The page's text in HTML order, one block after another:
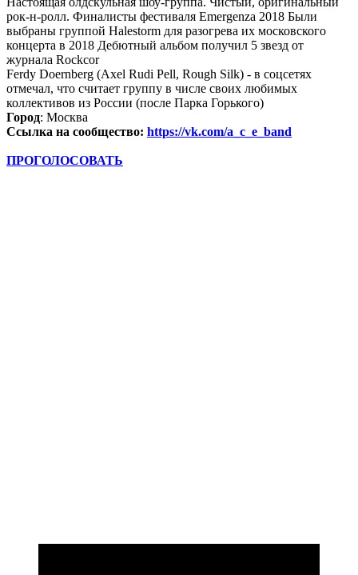
рок-н-ролл. Финалисты фестиваля Emergenza 2018 Были
выбраны группой Halestorm для разогрева их московского
концерта в 2018 Дебютный альбом получил 5 звезд от
журнала Rockcor
Ferdy Doernberg (Axel Rudi Pell, Rough Silk) - в соцсетях
отмечал, что считает группу в числе своих любимых
коллективов из России (после Парка Горького)
Город: Москва
Ссылка на сообщество: https://vk.com/a_c_e_band
ПРОГОЛОСОВАТЬ